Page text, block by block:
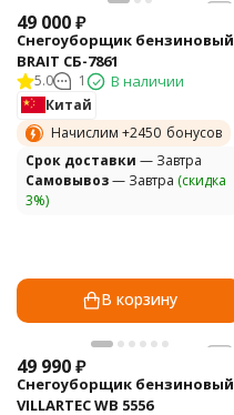
49 000₽
Снегоуборщик бензиновый
BRAIT СБ-7861
5.0 1 В наличии
Китай
Начислим +2450 бонусов
Cрок доставки — Завтра
Самовывоз— Завтра (скидка
3%)
В корзину
49 990₽
Снегоуборщик бензиновый
VILLARTEC WB 5556